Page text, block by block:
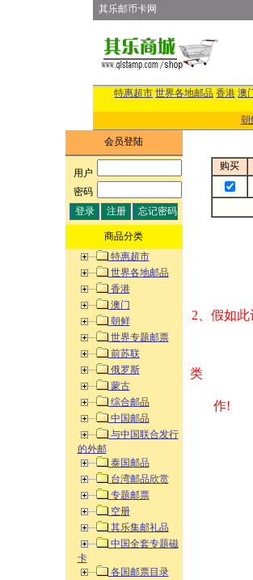
其乐邮币卡网
特惠超市 世界各地邮品 香港 澳
朝
会员登陆
用户:
密码:
商品分类
特惠超市
世界各地邮品
香港
澳门
朝鲜
世界专题邮票
前苏联
俄罗斯
蒙古
综合邮品
中国邮品
与中国联合发行
的外邮
泰国邮品
台湾邮品欣赏
专题邮票
空册
其乐集邮礼品
中国全套专题磁
卡
各国邮票目录
购买
1、
2、假
类
作!